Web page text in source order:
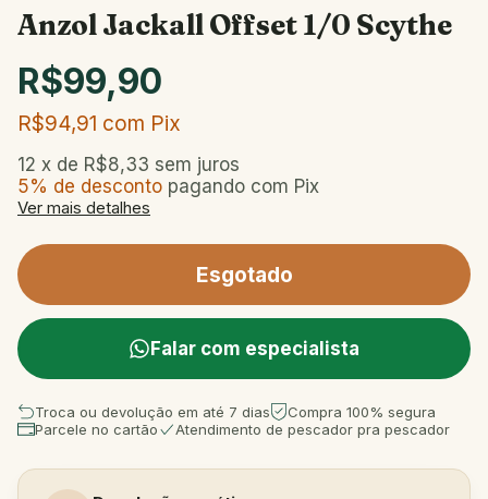
Anzol Jackall Offset 1/0 Scythe
R$99,90
R$94,91 com Pix
12 x de R$8,33 sem juros
5% de desconto pagando com Pix
Ver mais detalhes
Falar com especialista
Troca ou devolução em até 7 dias
Compra 100% segura
Parcele no cartão
Atendimento de pescador pra pescador